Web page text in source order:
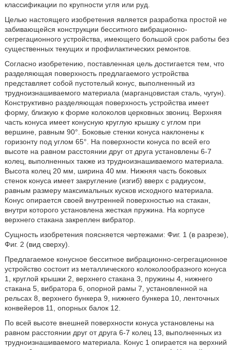
классификации по крупности угля или руд.
Целью настоящего изобретения является разработка простой не
забивающейся конструкции бесситного вибрационно-
сегрегационного устройства, имеющего большой срок работы без
существенных текущих и профилактических ремонтов.
Согласно изобретению, поставленная цель достигается тем, что
разделяющая поверхность предлагаемого устройства
представляет собой пустотелый конус, выполненный из
трудноизнашиваемого материала (марганцовистая сталь, чугун).
Конструктивно разделяющая поверхность устройства имеет
форму, близкую к форме колоколов церковных звониц. Верхняя
часть конуса имеет конусную круглую крышку с углом при
вершине, равным 90°. Боковые стенки конуса наклонены к
горизонту под углом 65°. На поверхности конуса по всей его
высоте на равном расстоянии друг от друга установлены 6-7
колец, выполненных также из трудноизнашиваемого материала.
Высота колец 20 мм, ширина 40 мм. Нижняя часть боковых
стенок конуса имеет закругление (изгиб) вверх с радиусом,
равным размеру максимальных кусков исходного материала.
Конус опирается своей внутренней поверхностью на стакан,
внутри которого установлена жесткая пружина. На корпусе
верхнего стакана закреплен вибратор.
Сущность изобретения поясняется чертежами: Фиг. 1 (в разрезе),
Фиг. 2 (вид сверху).
Предлагаемое конусное бесситное вибрационно-сегрегационное
устройство состоит из металлического колоколообразного конуса
1, круглой крышки 2, верхнего стакана 3, пружины 4, нижнего
стакана 5, вибратора 6, опорной рамы 7, установленной на
рельсах 8, верхнего бункера 9, нижнего бункера 10, ленточных
конвейеров 11, опорных балок 12.
По всей высоте внешней поверхности конуса установлены на
равном расстоянии друг от друга 6-7 колец 13, выполненных из
трудноизнашиваемого материала. Конус 1 опирается на верхний